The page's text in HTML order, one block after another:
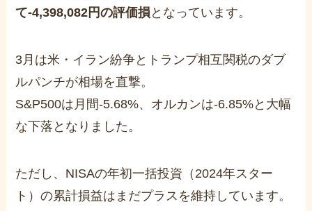
て-4,398,082円の評価損 となっています。
3月は米・イラン紛争とトランプ相互関税のダブ
ルパンチが相場を直撃。
S&P500は月間-5.68%、オルカンは-6.85%と大幅
な下落となりました。
ただし、NISAの年初一括投資（2024年スター
ト）の累計損益はまだプラスを維持しています。